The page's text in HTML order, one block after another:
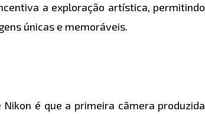
a exploração artística, permitindo
únicas e memoráveis.
é que a primeira câmera produzida